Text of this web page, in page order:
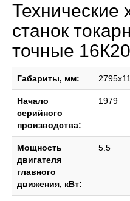
Технические
станок
точные
Габариты, мм:
Начало
серийного
производства:
1979
Мощность
двигателя
главного
движения, кВт:
5.5